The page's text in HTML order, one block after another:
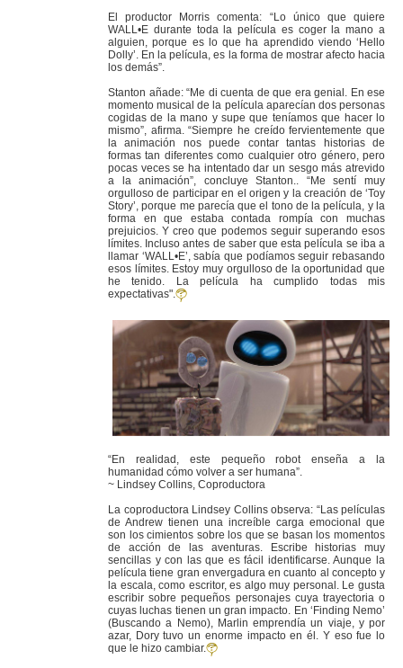
El productor Morris comenta: “Lo único que quiere
WALL•E durante toda la película es coger la mano a
alguien, porque es lo que ha aprendido viendo ‘Hello
Dolly’. En la película, es la forma de mostrar afecto hacia
los demás”.
Stanton añade: “Me di cuenta de que era genial. En ese
momento musical de la película aparecían dos personas
cogidas de la mano y supe que teníamos que hacer lo
mismo”, afirma. “Siempre he creído fervientemente que
la animación nos puede contar tantas historias de
formas tan diferentes como cualquier otro género, pero
pocas veces se ha intentado dar un sesgo más atrevido
a la animación”, concluye Stanton.. “Me sentí muy
orgulloso de participar en el origen y la creación de ‘Toy
Story’, porque me parecía que el tono de la película, y la
forma en que estaba contada rompía con muchas
prejuicios. Y creo que podemos seguir superando esos
límites. Incluso antes de saber que esta película se iba a
llamar ‘WALL•E’, sabía que podíamos seguir rebasando
esos límites. Estoy muy orgulloso de la oportunidad que
he tenido. La película ha cumplido todas mis
expectativas".
“En realidad, este pequeño robot enseña a la
humanidad cómo volver a ser humana”.
~ Lindsey Collins, Coproductora
La coproductora Lindsey Collins observa: “Las películas
de Andrew tienen una increíble carga emocional que
son los cimientos sobre los que se basan los momentos
de acción de las aventuras. Escribe historias muy
sencillas y con las que es fácil identificarse. Aunque la
película tiene gran envergadura en cuanto al concepto y
la escala, como escritor, es algo muy personal. Le gusta
escribir sobre pequeños personajes cuya trayectoria o
cuyas luchas tienen un gran impacto. En ‘Finding Nemo’
(Buscando a Nemo), Marlin emprendía un viaje, y por
azar, Dory tuvo un enorme impacto en él. Y eso fue lo
que le hizo cambiar.